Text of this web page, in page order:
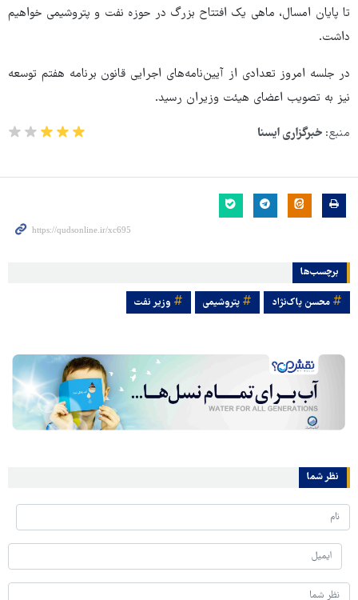
تا پایان امسال، ماهی یک افتتاح بزرگ در حوزه نفت و پتروشیمی خواهیم
داشت.
در جلسه امروز تعدادی از آیین‌نامه‌های اجرایی قانون برنامه هفتم توسعه
نیز به تصویب اعضای هیئت وزیران رسید.
منبع: خبرگزاری ایسنا
برچسب‌ها
محسن پاک‌نژاد پتروشیمی وزیر نفت
نظر شما